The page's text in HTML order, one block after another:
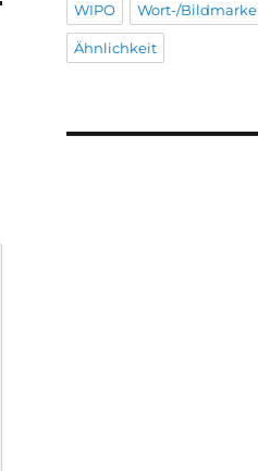
WIPO Wort-/Bildmarke
Ähnlichkeit